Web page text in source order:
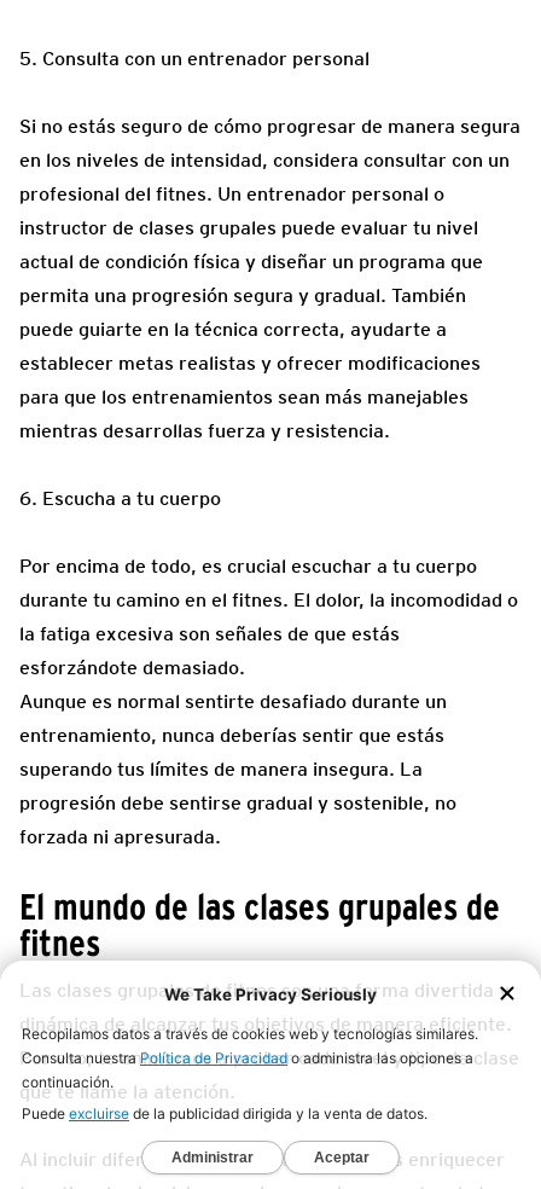
5. Consulta con un entrenador personal
Si no estás seguro de cómo progresar de manera segura
en los niveles de intensidad, considera consultar con un
profesional del fitnes. Un entrenador personal o
instructor de clases grupales puede evaluar tu nivel
actual de condición física y diseñar un programa que
permita una progresión segura y gradual. También
puede guiarte en la técnica correcta, ayudarte a
establecer metas realistas y ofrecer modificaciones
para que los entrenamientos sean más manejables
mientras desarrollas fuerza y resistencia.
6. Escucha a tu cuerpo
Por encima de todo, es crucial escuchar a tu cuerpo
durante tu camino en el fitnes. El dolor, la incomodidad o
la fatiga excesiva son señales de que estás
esforzándote demasiado.
Aunque es normal sentirte desafiado durante un
entrenamiento, nunca deberías sentir que estás
superando tus límites de manera insegura. La
progresión debe sentirse gradual y sostenible, no
forzada ni apresurada.
El mundo de las clases grupales de
fitnes
Las clases grupales de fitnes son una forma divertida y
dinámica de alcanzar tus objetivos de manera eficiente.
Por eso, te animamos a probar cada nivel y tipo de clase
que te llame la atención.
Al incluir diferentes tipos de clases, puedes enriquecer